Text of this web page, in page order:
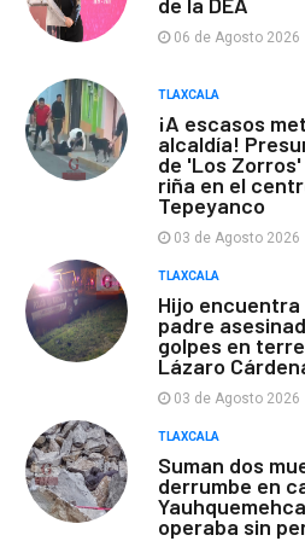
06 de Agosto 2026
TLAXCALA
¡A escasos
alcaldía!
de 'Los
riña en el
Tepeyanco
03 de Agosto 2026
TLAXCALA
Hijo encuentra
padre
golpes en
Lázaro
03 de Agosto 2026
TLAXCALA
Suman dos
derrumbe en
operaba sin